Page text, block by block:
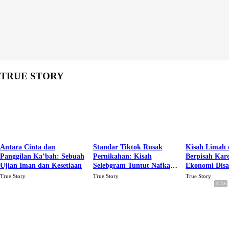
TRUE STORY
Antara Cinta dan
Panggilan Ka’bah: Sebuah
Ujian Iman dan Kesetiaan
True Story
Standar Tiktok Rusak
Pernikahan: Kisah
Selebgram Tuntut Nafkah
Rp.15 Juta Perbulan
True Story
Kisah Limah
Berpisah
Ekonomi
Karena Cinta
True Story